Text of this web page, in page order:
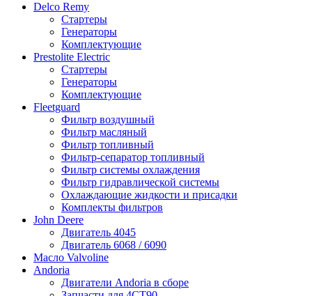
Delco Remy
Стартеры
Генераторы
Комплектующие
Prestolite Electric
Стартеры
Генераторы
Комплектующие
Fleetguard
Фильтр воздушный
Фильтр масляный
Фильтр топливный
Фильтр-сепаратор топливный
Фильтр системы охлаждения
Фильтр гидравлической системы
Охлаждающие жидкости и присадки
Комплекты фильтров
John Deere
Двигатель 4045
Двигатель 6068 / 6090
Масло Valvoline
Andoria
Двигатели Andoria в сборе